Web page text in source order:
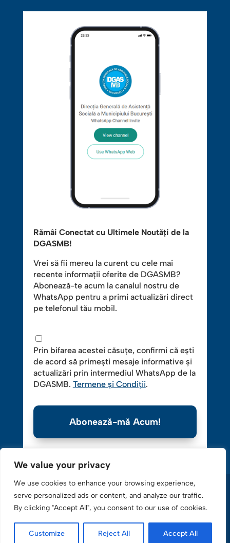
We value your privacy
We use cookies to enhance your browsing experience,
serve personalized ads or content, and analyze our traffic.
By clicking "Accept All", you consent to our use of cookies.
Customize Reject All Accept All
Rămâi Conectat cu Ultimele Noutăți de la
DGASMB!
Vrei să fii mereu la curent cu cele mai
recente informații oferite de DGASMB?
Abonează-te acum la canalul nostru de
WhatsApp pentru a primi actualizări direct
pe telefonul tău mobil.
Prin bifarea acestei căsuțe, confirmi că ești
de acord să primești mesaje informative și
actualizări prin intermediul WhatsApp de la
DGASMB. Termene și Condiții.
Abonează-mă Acum!
Socială. Toate drepturile rezervate.